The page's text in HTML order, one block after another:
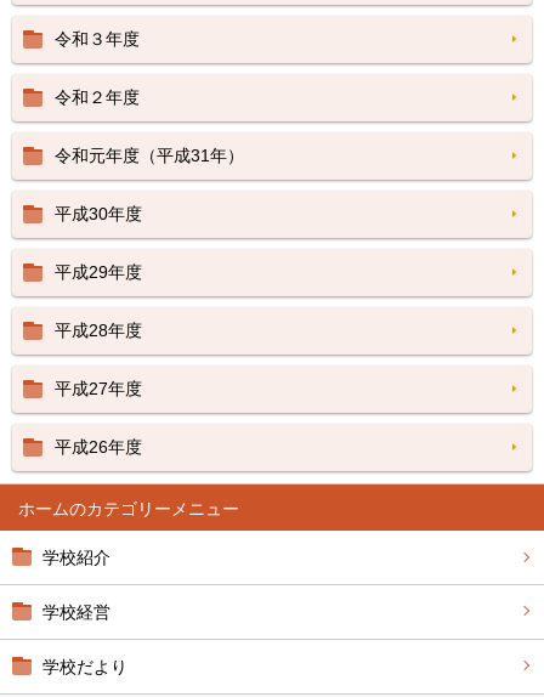
ホーム
学校紹介
学校経営
学校だより
令和３年度
令和２年度
令和元年度（平成31年）
平成30年度
平成29年度
平成28年度
平成27年度
平成26年度